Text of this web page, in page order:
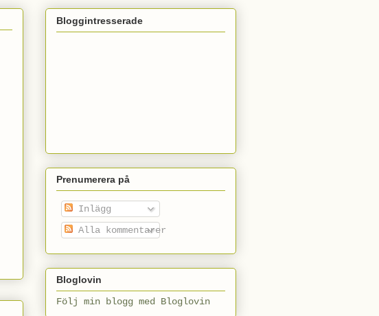
Bloggintresserade
Prenumerera på
Inlägg
Alla kommentarer
Bloglovin
Följ min blogg med Bloglovin